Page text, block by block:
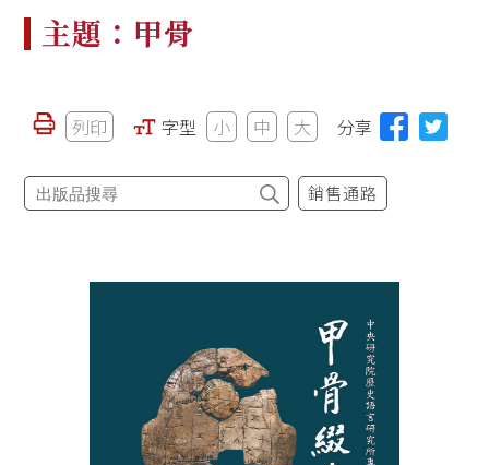
主題：甲骨
列印 字型 小 中 大 分享
銷售通路